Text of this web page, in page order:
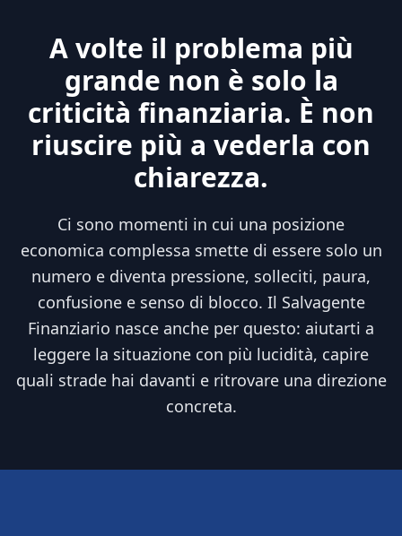
A volte il problema più
grande non è solo la
criticità finanziaria. È non
riuscire più a vederla con
chiarezza.
Ci sono momenti in cui una posizione
economica complessa smette di essere solo un
numero e diventa pressione, solleciti, paura,
confusione e senso di blocco. Il Salvagente
Finanziario nasce anche per questo: aiutarti a
leggere la situazione con più lucidità, capire
quali strade hai davanti e ritrovare una direzione
concreta.